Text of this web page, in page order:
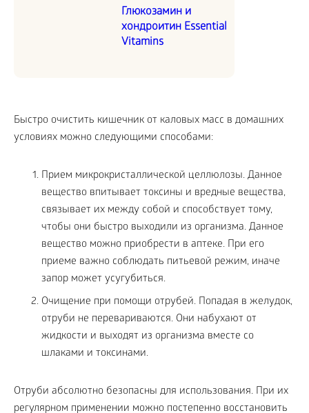
Глюкозамин и
хондроитин Essential
Vitamins
Быстро очистить кишечник от каловых масс в домашних
условиях можно следующими способами:
Прием микрокристаллической целлюлозы. Данное
вещество впитывает токсины и вредные вещества,
связывает их между собой и способствует тому,
чтобы они быстро выходили из организма. Данное
вещество можно приобрести в аптеке. При его
приеме важно соблюдать питьевой режим, иначе
запор может усугубиться.
Очищение при помощи отрубей. Попадая в желудок,
отруби не перевариваются. Они набухают от
жидкости и выходят из организма вместе со
шлаками и токсинами.
Отруби абсолютно безопасны для использования. При их
регулярном применении можно постепенно восстановить